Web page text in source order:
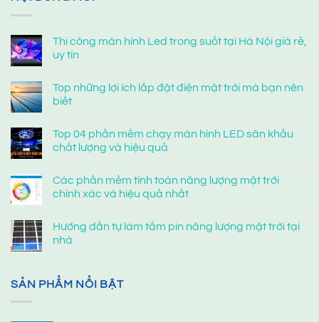
Thi công màn hình Led trong suốt tại Hà Nội giá rẻ,
uy tín
Top những lợi ích lắp đặt điện mặt trời mà bạn nên
biết
Top 04 phần mềm chạy màn hình LED sân khấu
chất lượng và hiệu quả
Các phần mềm tính toán năng lượng mặt trời
chính xác và hiệu quả nhất
Hướng dẫn tự làm tấm pin năng lượng mặt trời tại
nhà
SẢN PHẨM NỔI BẬT